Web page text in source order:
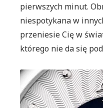
pierwszych minut.
niespotykana w
przeniesie Cię w
którego nie da się